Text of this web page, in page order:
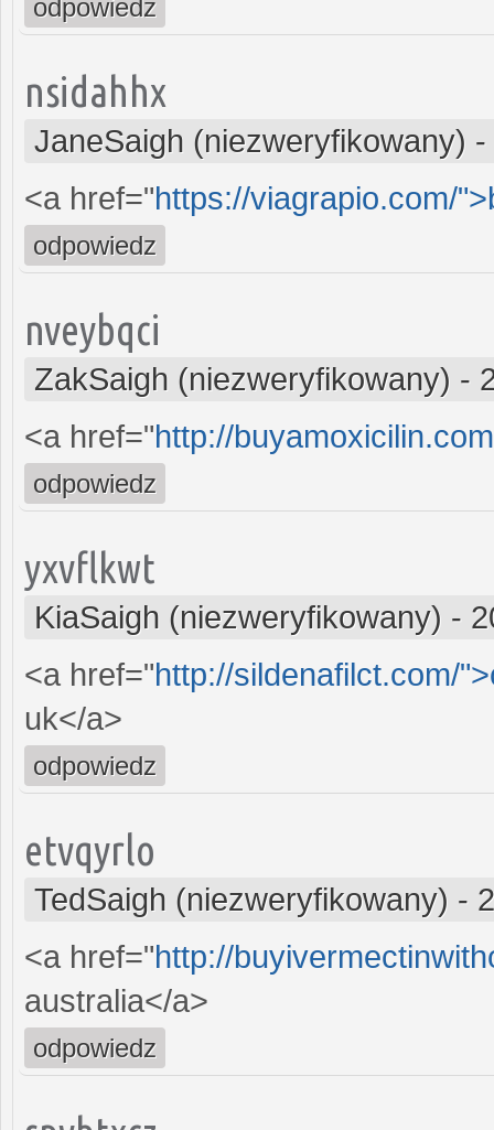
odpowiedz
nsidahhx
JaneSaigh (niezweryfikowany) -
<a href="https://viagrapio.com/
odpowiedz
nveybqci
ZakSaigh (niezweryfikowany) -
<a href="http://
odpowiedz
yxvflkwt
KiaSaigh (niezweryfikowany) -
<a href="http://sildenafilct.com/
uk</a>
odpowiedz
etvqyrlo
TedSaigh (niezweryfikowany) -
<a href="http://
australia</a>
odpowiedz